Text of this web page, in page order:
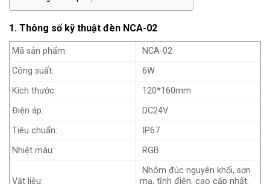
1. Thông số kỹ thuật đèn NCA-02
Mã sản phẩm:
NCA-02
Công suất:
6W
Kích thước:
120*160mm
Điện áp:
DC24V
Tiêu chuẩn:
IP67
Nhiệt màu:
RGB
Vật liệu:
Nhôm đúc nguyên khối, sơn
mạ, tĩnh điện, cao cấp nhất,